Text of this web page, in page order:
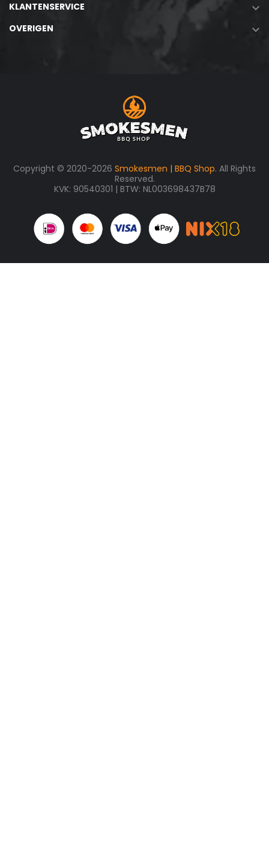
KLANTENSERVICE 
OVERIGEN 
Copyright © 2020-2026 Smokesmen | BBQ Shop. All Rights
Reserved.
KVK: 90540301 | BTW: NL003698437B78